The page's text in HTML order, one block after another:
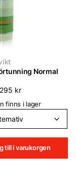
Normal
kr
finns i lager
till i varukorgen